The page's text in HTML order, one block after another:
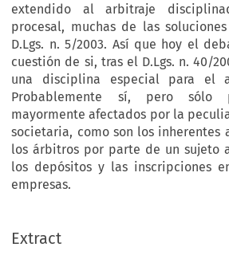
extendido al arbitraje
procesal, muchas de las
D.Lgs. n. 5/2003. Así que hoy el
cuestión de si, tras el D.Lgs. n. 40/
una disciplina especial para el
Probablemente sí, pero sólo
mayormente afectados por la
societaria, como son los inherentes
los árbitros por parte de un sujeto
los depósitos y las inscripciones
empresas.
Extract
OPOSICIÓN DEL CLUB